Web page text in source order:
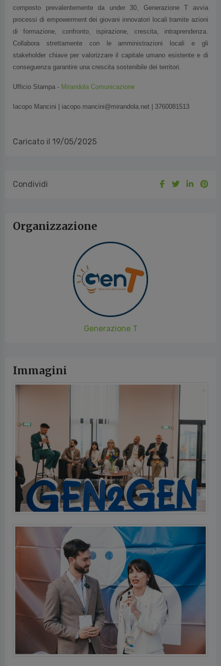
composto prevalentemente da under 30, Generazione T avvia
processi di empowerment dei giovani innovatori locali tramite azioni
di formazione, confronto, ispirazione, crescita, intraprendenza.
Collabora strettamente con le amministrazioni locali e gli
stakeholder chiave per valorizzare il capitale umano esistente e di
conseguenza garantire una crescita sostenibile dei territori.
Ufficio Stampa - Mirandola Comunicazione
Iacopo Mancini | iacopo.mancini@mirandola.net | 3760081513
Caricato il 19/05/2025
Condividi
Organizzazione
Generazione T
Immagini